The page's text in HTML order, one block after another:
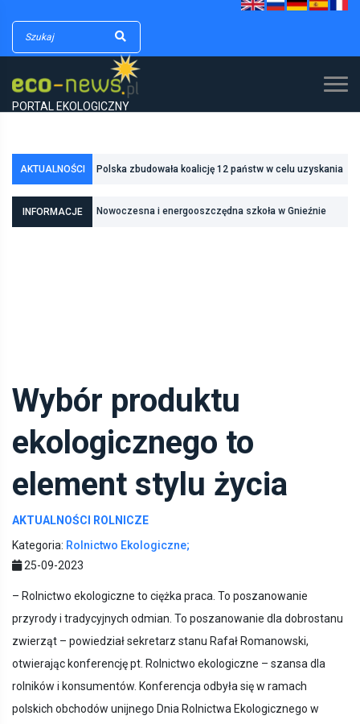
PORTAL EKOLOGICZNY
AKTUALNOŚCI Polska zbudowała koalicję 12 państw w celu uzyskania
INFORMACJE Fundusze Europejskie na lepszą wodę dla
Nowoczesna i energooszczędna szkoła w Gnieźnie
Wybór produktu
ekologicznego to
element stylu życia
AKTUALNOŚCI ROLNICZE
Kategoria: Rolnictwo Ekologiczne;
25-09-2023
– Rolnictwo ekologiczne to ciężka praca. To poszanowanie
przyrody i tradycyjnych odmian. To poszanowanie dla dobrostanu
zwierząt – powiedział sekretarz stanu Rafał Romanowski,
otwierając konferencję pt. Rolnictwo ekologiczne – szansa dla
rolników i konsumentów. Konferencja odbyła się w ramach
polskich obchodów unijnego Dnia Rolnictwa Ekologicznego w